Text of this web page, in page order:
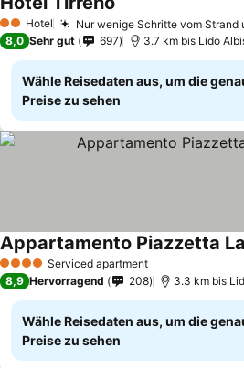
2 Sterne
Hotel Nur wenige Schritte vom Strand
8,0 Sehr gut 697 3.7 km bis Lido
Wähle Reisedaten aus, um die
Preise zu sehen
4 Sterne Serviced apartment
Appartamento Piazzetta
8,9 Hervorragend 208 3.3 km bis
Wähle Reisedaten aus, um die
Preise zu sehen